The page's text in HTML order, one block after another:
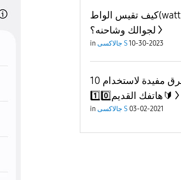
كيف تقيس الواط(watt)
لجوالك وشاحنه؟
in جالاكسى S10-30-2023
10 طرق مفيدة لاستخدام
هاتفك القديم1️⃣0️⃣🔰
in جالاكسى S 03-02-2021